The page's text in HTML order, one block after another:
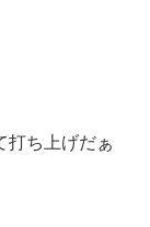
打ち上げだぁ